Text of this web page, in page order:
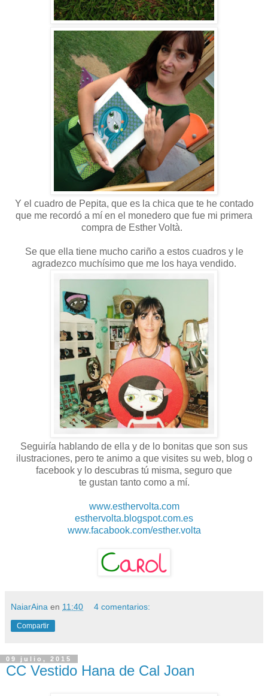
Y el cuadro de Pepita, que es la chica que te he contado
que me recordó a mí en el monedero que fue mi primera
compra de Esther Voltà.
Se que ella tiene mucho cariño a estos cuadros y le
agradezco muchísimo que me los haya vendido.
Seguiría hablando de ella y de lo bonitas que son sus
ilustraciones, pero te animo a que visites su web, blog o
facebook y lo descubras tú misma, seguro que
te gustan tanto como a mí.
www.esthervolta.com
esthervolta.blogspot.com.es
www.facabook.com/esther.volta
NaiarAina en 11:40 4 comentarios:
Compartir
09 julio, 2015
CC Vestido Hana de Cal Joan